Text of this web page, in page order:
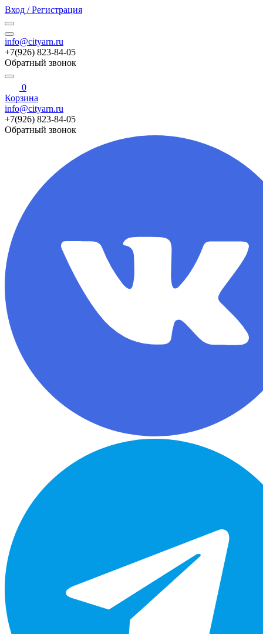
Вход / Регистрация
info@cityarn.ru
+7(926) 823-84-05
Обратный звонок
0
Корзина
info@cityarn.ru
+7(926) 823-84-05
Обратный звонок